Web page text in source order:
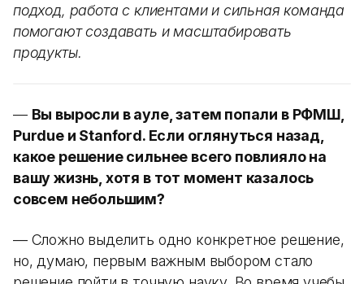
подход, работа с клиентами и сильная команда
помогают создавать и масштабировать
продукты.
— Вы выросли в ауле, затем попали в РФМШ,
Purdue и Stanford. Если оглянуться назад,
какое решение сильнее всего повлияло на
вашу жизнь, хотя в тот момент казалось
совсем небольшим?
— Сложно выделить одно конкретное решение,
но, думаю, первым важным выбором стало